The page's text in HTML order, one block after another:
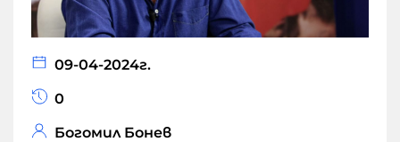
09-04-2024г.
0
Богомил Бонев